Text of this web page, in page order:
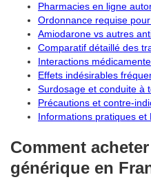
Pharmacies en ligne
Ordonnance requise
Amiodarone vs autres
Comparatif détaillé des
Interactions
Effets indésirables
Surdosage et conduite à
Précautions et contre-
Informations pratiques et
Comment
générique en